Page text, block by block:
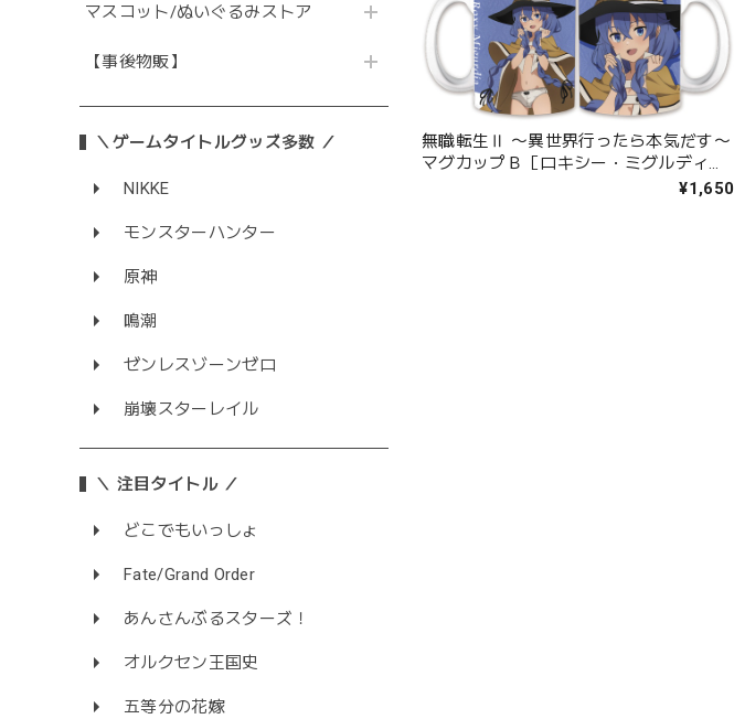
マスコット/ぬいぐるみストア
【事後物販】
＼ゲームタイトルグッズ多数 ／
NIKKE
モンスターハンター
原神
鳴潮
ゼンレスゾーンゼロ
崩壊スターレイル
＼ 注目タイトル ／
どこでもいっしょ
Fate/Grand Order
あんさんぶるスターズ！
オルクセン王国史
五等分の花嫁
無職転生Ⅱ 〜異世界行ったら本気だす〜
マグカップＢ［ロキシー・ミグルディ
¥1,650